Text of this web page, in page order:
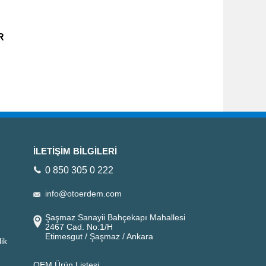
İLETİŞİM BİLGİLERİ
0 850 305 0 222
info@otoerdem.com
Şaşmaz Sanayii Bahçekapı Mahallesi
2467 Cad. No:1/H
Etimesgut / Şaşmaz / Ankara